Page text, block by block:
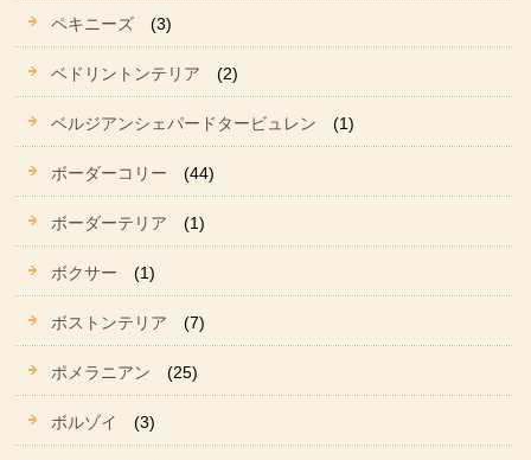
ペキニーズ (3)
ベドリントンテリア (2)
ベルジアンシェパードタービュレン (1)
ボーダーコリー (44)
ボーダーテリア (1)
ボクサー (1)
ボストンテリア (7)
ポメラニアン (25)
ボルゾイ (3)